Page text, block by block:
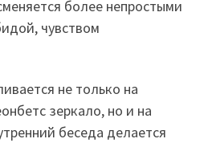
более непростыми
чувством
не только на
зеркало, но и на
беседа делается